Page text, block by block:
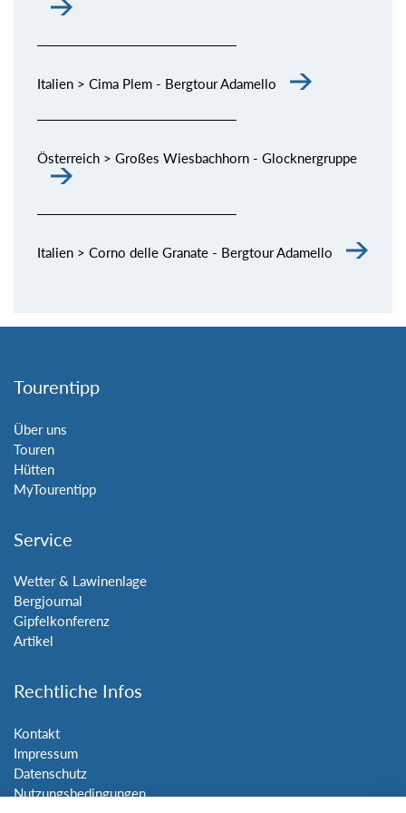
Italien > Cima Plem - Bergtour Adamello
Österreich > Großes Wiesbachhorn - Glocknergruppe
Italien > Corno delle Granate - Bergtour Adamello
Tourentipp
Über uns
Touren
Hütten
MyTourentipp
Service
Wetter & Lawinenlage
Bergjournal
Gipfelkonferenz
Artikel
Rechtliche Infos
Kontakt
Impressum
Datenschutz
Nutzungsbedingungen